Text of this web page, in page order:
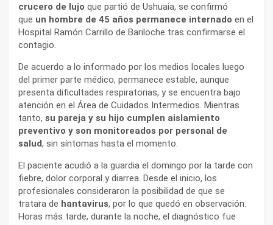
crucero de lujo que partió de Ushuaia, se confirmó
que un hombre de 45 años permanece internado en el
Hospital Ramón Carrillo de Bariloche tras confirmarse el
contagio.
De acuerdo a lo informado por los medios locales luego
del primer parte médico, permanece estable, aunque
presenta dificultades respiratorias, y se encuentra bajo
atención en el Área de Cuidados Intermedios. Mientras
tanto, su pareja y su hijo cumplen aislamiento
preventivo y son monitoreados por personal de
salud, sin síntomas hasta el momento.
El paciente acudió a la guardia el domingo por la tarde con
fiebre, dolor corporal y diarrea. Desde el inicio, los
profesionales consideraron la posibilidad de que se
tratara de hantavirus, por lo que quedó en observación.
Horas más tarde, durante la noche, el diagnóstico fue